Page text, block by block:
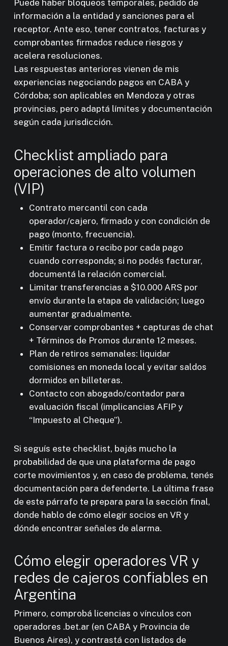
Puede haber bloqueos temporales, pedido de
información a la entidad y sanciones para el
receptor. Ante eso, tener contratos, facturas y
comprobantes firmados reduce riesgos y
acelera resoluciones.
Las respuestas anteriores vienen de mis
experiencias negociando pagos en CABA y
Córdoba; son aplicables en Mendoza y otras
provincias, pero adaptá límites y documentación
según cada jurisdicción.
Checklist ampliado para
operaciones de alto volumen
(VIP)
Contrato mercantil con cada
operador/cajero, firmado y con condición de
pago (monto, frecuencia).
Emitir factura o recibo por cada pago
cuando corresponda; si no podés facturar,
documentá la relación comercial.
Limitar transferencias a $10.000 ARS por
envío durante la etapa de validación; luego
aumentar gradualmente.
Conservar comprobantes + capturas de chat
+ Términos de Promos durante 12 meses.
Plan de retiros semanales: liquidar
comisiones en moneda local y evitar saldos
dormidos en billeteras.
Contacto con abogado/contador para
evaluación fiscal (implicancias AFIP y
“Impuesto al Cheque”).
Si seguís este checklist, bajás mucho la
probabilidad de que una plataforma de pago
corte movimientos y, en caso de problema, tenés
documentación para defenderte. La última frase
de este párrafo te prepara para la sección final,
donde hablo de cómo elegir socios en VR y
dónde encontrar señales de alarma.
Cómo elegir operadores VR y
redes de cajeros confiables en
Argentina
Primero, comprobá licencias o vínculos con
operadores .bet.ar (en CABA y Provincia de
Buenos Aires), y contrastá con listados de